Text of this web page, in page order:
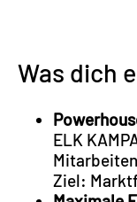
Was dich
ELK
Ziel: